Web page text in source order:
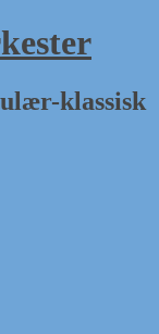
klassisk